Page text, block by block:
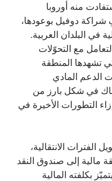
منه أوروبا
شراكة دوفيل بوعودها،
في البلدان العربية.
مع التحوّلات
تشهدها المنطقة
الدعم المادي
في شكل بارز من
التطورات الأخيرة في
الانتقالية،
مالية إلى صندوق النقد
بكلفته المالية